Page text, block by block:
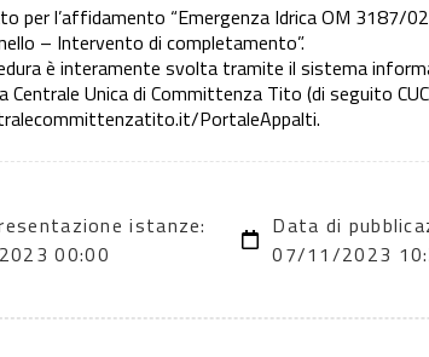
per l’affidamento “Emergenza Idrica OM
– Intervento di completamento”.
è interamente svolta tramite il sistema
Unica di Committenza Tito (di seguito
PortaleAppalti.
istanze:
00:00
Data di
07/11/2023